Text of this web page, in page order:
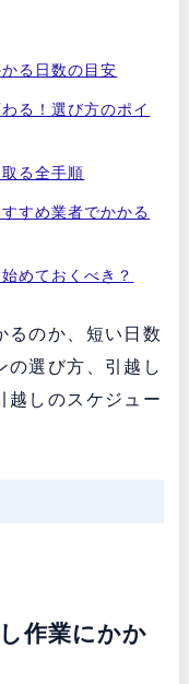
る日数の目安
る！選び方のポイ
る全手順
すめ業者でかかる
めておくべき？
るのか、短い日数
の選び方、引越し
越しのスケジュー
作業にかか